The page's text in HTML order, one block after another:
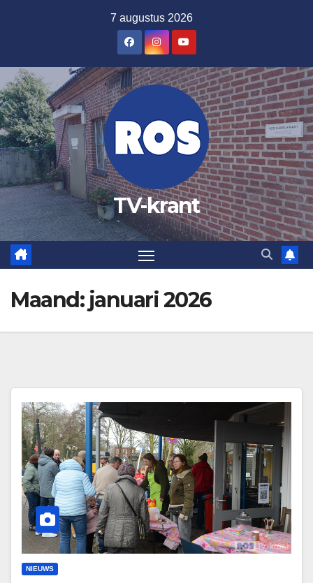
inhoud
7 augustus 2026
TV-krant
Maand: januari 2026
NIEUWS